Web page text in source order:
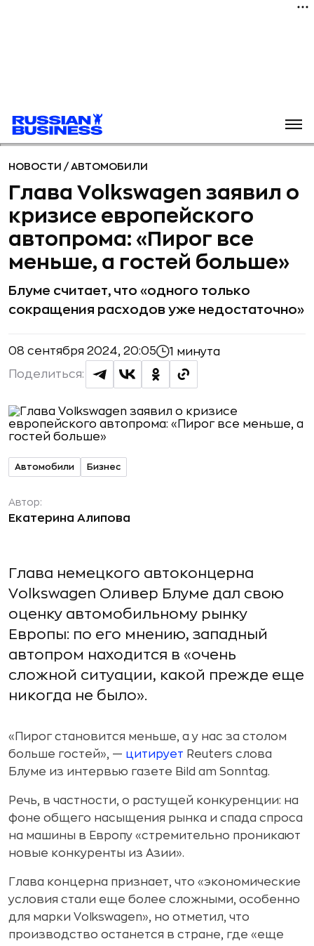
НОВОСТИ / АВТОМОБИЛИ
Глава Volkswagen заявил о
кризисе европейского
автопрома: «Пирог все
меньше, а гостей больше»
Блуме считает, что «одного только
сокращения расходов уже недостаточно»
08 сентября 2024, 20:05 1 минута
Поделиться:
Автомобили Бизнес
Автор:
Екатерина Алипова
Глава немецкого автоконцерна
Volkswagen Оливер Блуме дал свою
оценку автомобильному рынку
Европы: по его мнению, западный
автопром находится в «очень
сложной ситуации, какой прежде еще
никогда не было».
«Пирог становится меньше, а у нас за столом
больше гостей», — цитирует Reuters слова
Блуме из интервью газете Bild am Sonntag.
Речь, в частности, о растущей конкуренции: на
фоне общего насыщения рынка и спада спроса
на машины в Европу «стремительно проникают
новые конкуренты из Азии».
Глава концерна признает, что «экономические
условия стали еще более сложными, особенно
для марки Volkswagen», но отметил, что
производство останется в стране, где «еще